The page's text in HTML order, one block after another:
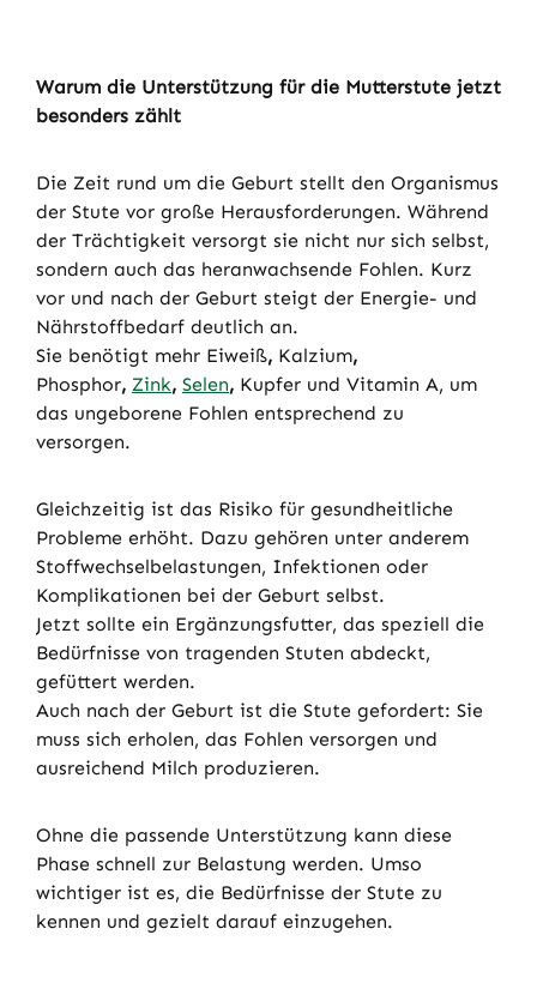
Warum die Unterstützung für die Mutterstute jetzt
besonders zählt
Die Zeit rund um die Geburt stellt den Organismus
der Stute vor große Herausforderungen. Während
der Trächtigkeit versorgt sie nicht nur sich selbst,
sondern auch das heranwachsende Fohlen. Kurz
vor und nach der Geburt steigt der Energie- und
Nährstoffbedarf deutlich an.
Sie benötigt mehr Eiweiß, Kalzium,
Phosphor, Zink, Selen, Kupfer und Vitamin A, um
das ungeborene Fohlen entsprechend zu
versorgen.
Gleichzeitig ist das Risiko für gesundheitliche
Probleme erhöht. Dazu gehören unter anderem
Stoffwechselbelastungen, Infektionen oder
Komplikationen bei der Geburt selbst.
Jetzt sollte ein Ergänzungsfutter, das speziell die
Bedürfnisse von tragenden Stuten abdeckt,
gefüttert werden.
Auch nach der Geburt ist die Stute gefordert: Sie
muss sich erholen, das Fohlen versorgen und
ausreichend Milch produzieren.
Ohne die passende Unterstützung kann diese
Phase schnell zur Belastung werden. Umso
wichtiger ist es, die Bedürfnisse der Stute zu
kennen und gezielt darauf einzugehen.